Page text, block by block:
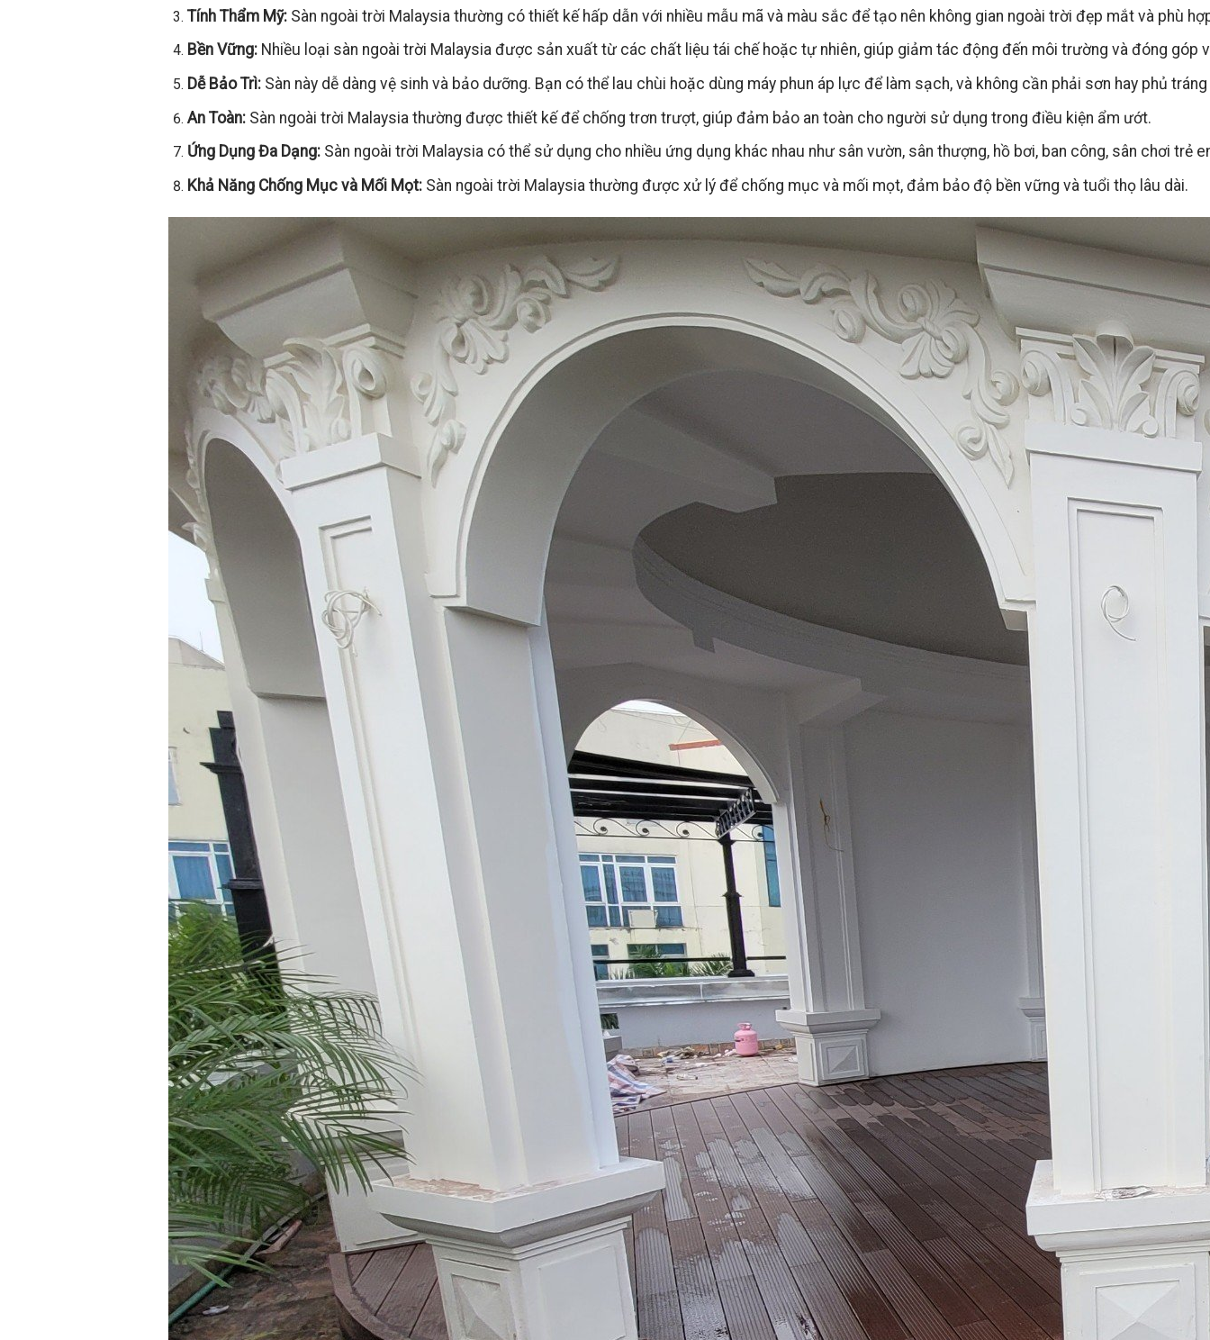
Tính Thẩm Mỹ:Sàn ngoài trời Malaysia thường có thiết kế hấp dẫn với nhiều mẫu mã và màu sắc để tạo nên không gian ngoài trời đẹp mắt và phù
Bền Vững:Nhiều loại sàn ngoài trời Malaysia được sản xuất từ các chất liệu tái chế hoặc tự nhiên, giúp giảm tác động đến môi trường và đóng góp
Dễ Bảo Trì:Sàn này dễ dàng vệ sinh và bảo dưỡng. Bạn có thể lau chùi hoặc dùng máy phun áp lực để làm sạch, và không cần phải sơn hay phủ
An Toàn:Sàn ngoài trời Malaysia thường được thiết kế để chống trơn trượt, giúp đảm bảo an toàn cho người sử dụng trong điều kiện ẩm ướt.
Ứng Dụng Đa Dạng:Sàn ngoài trời Malaysia có thể sử dụng cho nhiều ứng dụng khác nhau như sân vườn, sân thượng, hồ bơi, ban công, sân chơi trẻ
Khả Năng Chống Mục và Mối Mọt:Sàn ngoài trời Malaysia thường được xử lý để chống mục và mối mọt, đảm bảo độ bền vững và tuổi thọ lâu dài.